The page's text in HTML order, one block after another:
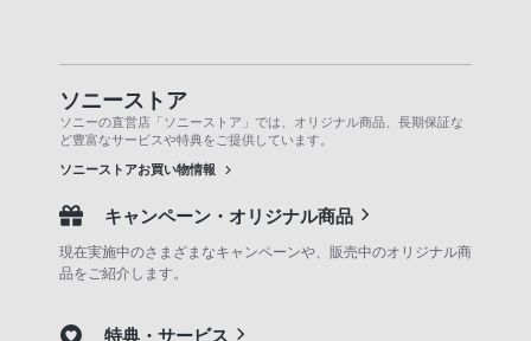
ソニーストア
ソニーの直営店「ソニーストア」では、オリジナル商品、長期保証な
ど豊富なサービスや特典をご提供しています。
ソニーストアお買い物情報
キャンペーン・オリジナル商品
現在実施中のさまざまなキャンペーンや、販売中のオリジナル商
品をご紹介します。
特典・サービス